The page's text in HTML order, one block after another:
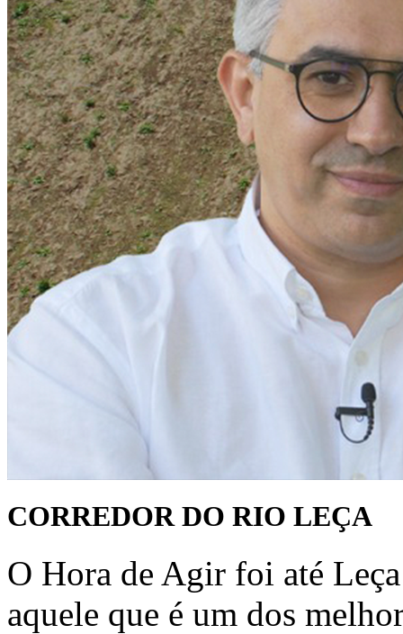
CORREDOR DO RIO LEÇA
O Hora de Agir foi até
aquele que é um dos